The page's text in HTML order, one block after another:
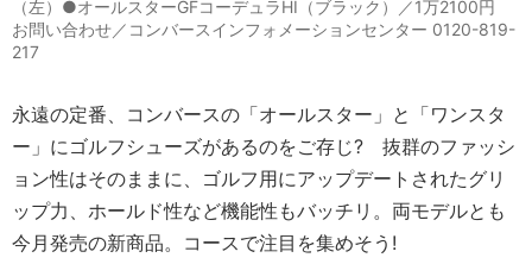
（左）●オールスターGFコーデュラHI（ブラック）／1万2100円
お問い合わせ／コンバースインフォメーションセンター 0120-819-
217
永遠の定番、コンバースの「オールスター」と「ワンスタ
ー」にゴルフシューズがあるのをご存じ? 抜群のファッシ
ョン性はそのままに、ゴルフ用にアップデートされたグリ
ップ力、ホールド性など機能性もバッチリ。両モデルとも
今月発売の新商品。コースで注目を集めそう!